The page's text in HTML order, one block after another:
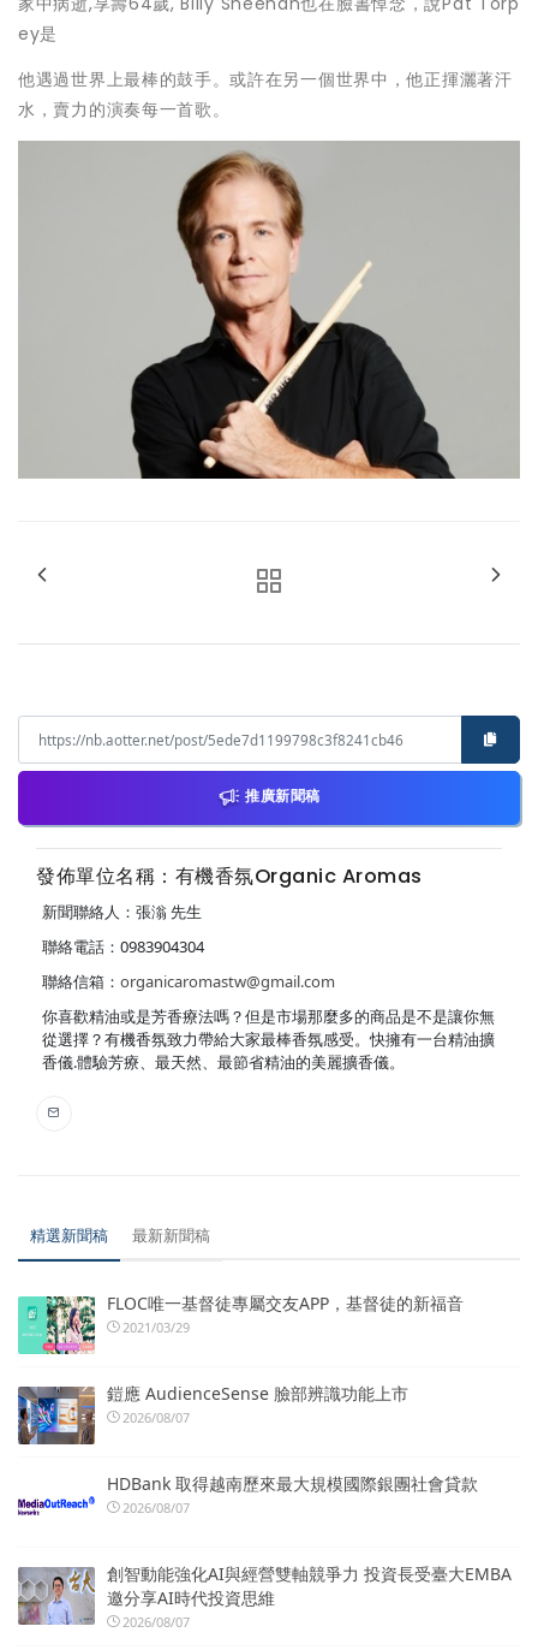
ey是
他遇過世界上最棒的鼓手。或許在另一個世界中，他正揮灑著汗
水，賣力的演奏每一首歌。
推廣新聞稿
發佈單位名稱：有機香氛Organic Aromas
新聞聯絡人：張滃 先生
聯絡電話：0983904304
聯絡信箱： organicaromastw@gmail.com
你喜歡精油或是芳香療法嗎？但是市場那麼多的商品是不是讓你無
從選擇？有機香氛致力帶給大家最棒香氛感受。快擁有一台精油擴
香儀.體驗芳療、最天然、最節省精油的美麗擴香儀。
精選新聞稿 最新新聞稿
FLOC唯一基督徒專屬交友APP，基督徒的新福音
2021/03/29
鎧應 AudienceSense 臉部辨識功能上市
2026/08/07
HDBank 取得越南歷來最大規模國際銀團社會貸款
2026/08/07
創智動能強化AI與經營雙軸競爭力 投資長受臺大EMBA
邀分享AI時代投資思維
2026/08/07